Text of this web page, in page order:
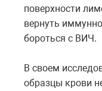
поверхности
вернуть
бороться с ВИЧ.
В своем
образцы крови